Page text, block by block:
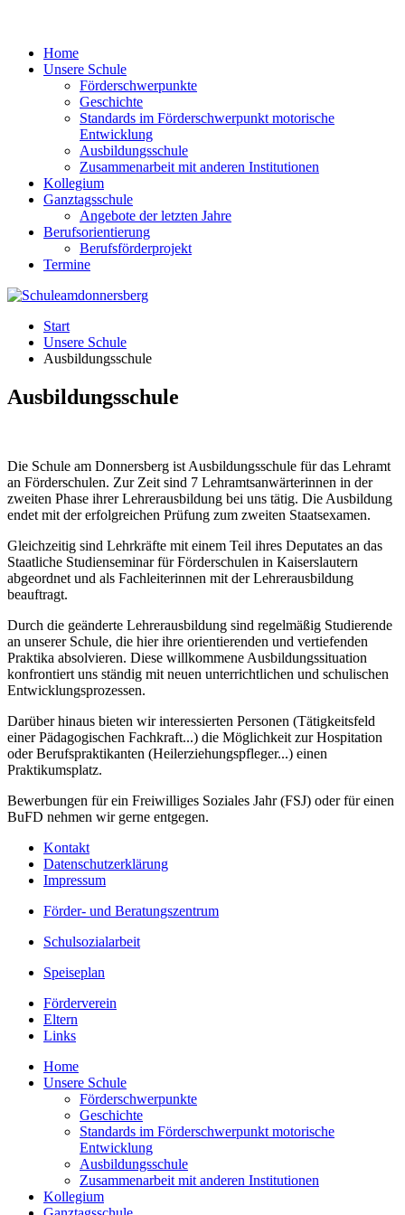
Home
Unsere Schule
Förderschwerpunkte
Geschichte
Standards im Förderschwerpunkt motorische
Entwicklung
Ausbildungsschule
Zusammenarbeit mit anderen Institutionen
Kollegium
Ganztagsschule
Angebote der letzten Jahre
Berufsorientierung
Berufsförderprojekt
Termine
Start
Unsere Schule
Ausbildungsschule
Ausbildungsschule
Die Schule am Donnersberg ist Ausbildungsschule für das Lehramt
an Förderschulen. Zur Zeit sind 7 Lehramtsanwärterinnen in der
zweiten Phase ihrer Lehrerausbildung bei uns tätig. Die Ausbildung
endet mit der erfolgreichen Prüfung zum zweiten Staatsexamen.
Gleichzeitig sind Lehrkräfte mit einem Teil ihres Deputates an das
Staatliche Studienseminar für Förderschulen in Kaiserslautern
abgeordnet und als Fachleiterinnen mit der Lehrerausbildung
beauftragt.
Durch die geänderte Lehrerausbildung sind regelmäßig Studierende
an unserer Schule, die hier ihre orientierenden und vertiefenden
Praktika absolvieren. Diese willkommene Ausbildungssituation
konfrontiert uns ständig mit neuen unterrichtlichen und schulischen
Entwicklungsprozessen.
Darüber hinaus bieten wir interessierten Personen (Tätigkeitsfeld
einer Pädagogischen Fachkraft...) die Möglichkeit zur Hospitation
oder Berufspraktikanten (Heilerziehungspfleger...) einen
Praktikumsplatz.
Bewerbungen für ein Freiwilliges Soziales Jahr (FSJ) oder für einen
BuFD nehmen wir gerne entgegen.
Kontakt
Datenschutzerklärung
Impressum
Förder- und Beratungszentrum
Schulsozialarbeit
Speiseplan
Förderverein
Eltern
Links
Home
Unsere Schule
Förderschwerpunkte
Geschichte
Standards im Förderschwerpunkt motorische
Entwicklung
Ausbildungsschule
Zusammenarbeit mit anderen Institutionen
Kollegium